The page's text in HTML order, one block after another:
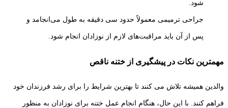
جراحی ترمیمی معمولاً حدود سی دقیقه به طول می‌انجامد و
پس از آن باید مراقبت‌های لازم از نوزادان انجام شود.
مهمترین نکات در پیشگیری از ختنه ناقص
والدین همیشه تلاش می‌ کنند تا بهترین شرایط را برای رشد فرزندان خود
فراهم کنند. با این حال، هنگام انجام عمل ختنه برای نوزادان به منظور